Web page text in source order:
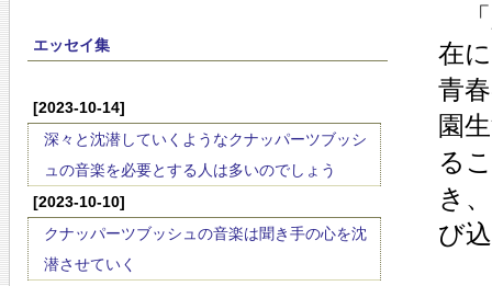
エッセイ集
[2023-10-14]
深々と沈潜していくようなクナッパーツブッシ
ュの音楽を必要とする人は多いのでしょう
[2023-10-10]
クナッパーツブッシュの音楽は聞き手の心を沈
潜させていく
「
在
青
園
る
き
び